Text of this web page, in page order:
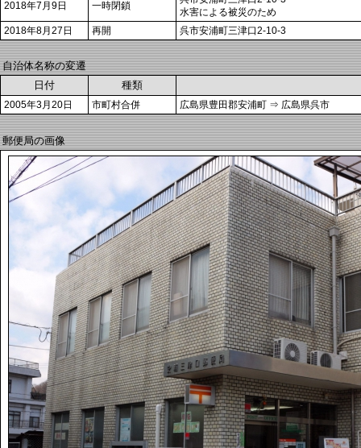
2018年7月9日 一時閉鎖
水害による被災のため
2018年8月27日
再開 呉市安浦町三津口2-10-3
自治体名称の変遷
日付
種類
2005年3月20日 市町村合併 広島県豊田郡安浦町 ⇒ 広島県呉市
郵便局の画像